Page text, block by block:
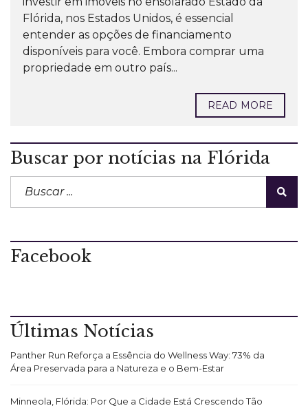
Flórida, nos Estados Unidos, é essencial
entender as opções de financiamento
disponíveis para você. Embora comprar uma
propriedade em outro país...
READ MORE
Buscar por notícias na Flórida
Facebook
Últimas Notícias
Panther Run Reforça a Essência do Wellness Way: 73% da
Área Preservada para a Natureza e o Bem-Estar
Minneola, Flórida: Por Que a Cidade Está Crescendo Tão